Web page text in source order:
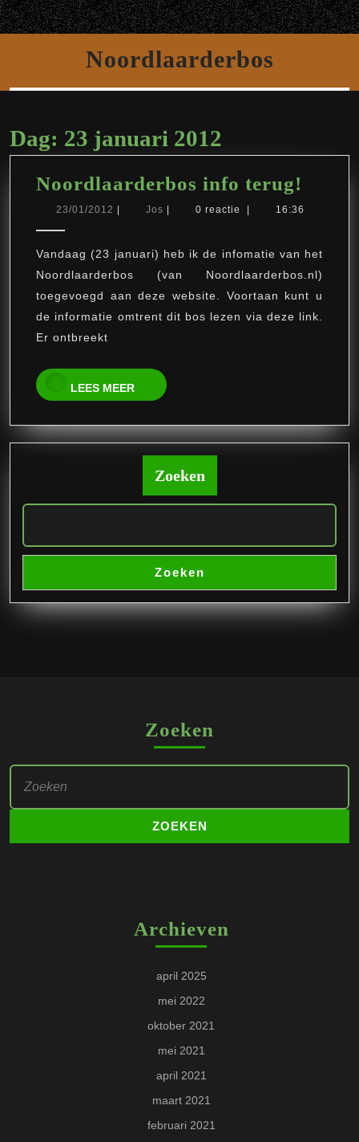
Ga
naar
Open
knop
Noordlaarderbos
Dag: 23 januari 2012
Noordlaarderbos info terug!
info
23/01/2012 23/01/2012
Jos Jos 0 reactie 16:36
Vandaag (23 januari) heb ik de infomatie van het
Noordlaarderbos (van Noordlaarderbos.nl)
toegevoegd aan deze website. Voortaan kunt u
de informatie omtrent dit bos lezen via deze link.
Er ontbreekt
LEES MEER
LEES
MEER
Zoeken
Zoeken
Zoeken
Zoek
naar:
Archieven
april 2025
mei 2022
oktober 2021
mei 2021
april 2021
maart 2021
februari 2021